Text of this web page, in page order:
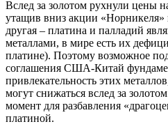
Вслед за золотом рухнули цены
утащив вниз акции «Норникеля»
другая – платина и палладий
металлами, в мире есть их
платине). Поэтому возможное
соглашения США-Китай
привлекательность этих
могут снижаться вслед за
момент для разбавления
платиной.